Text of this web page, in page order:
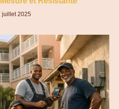
juillet 2025